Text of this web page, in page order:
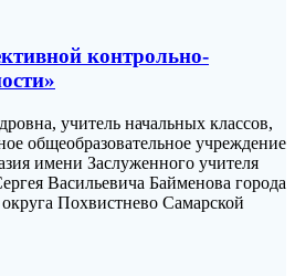
контрольно-
учитель начальных классов,
общеобразовательное учреждение
имени Заслуженного учителя
Васильевича Байменова города
Похвистнево Самарской